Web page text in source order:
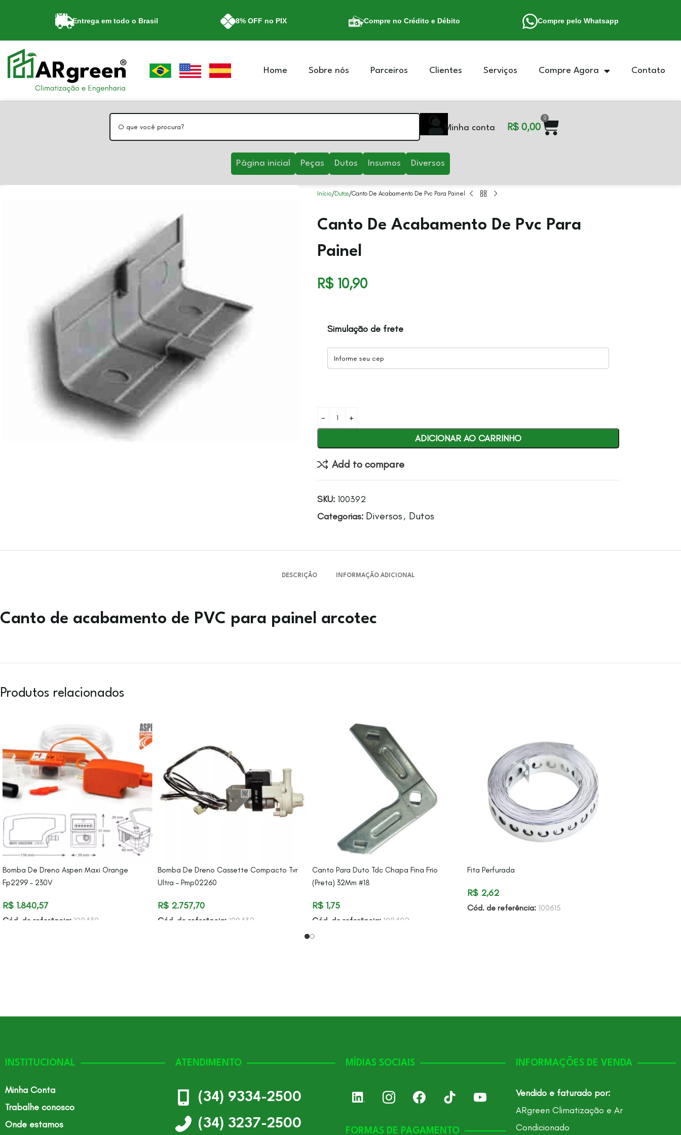
Skip to navigation
Skip to main content
Entrega em todo o Brasil 8% OFF no PIX Compre no Crédito e Débito Compre pelo Whatsapp
Home Sobre nós Parceiros Clientes Serviços Compre Agora Contato
Minha conta R$ 0,00
0
Página inicial Peças Dutos Insumos Diversos
Início Dutos Canto De Acabamento De Pvc Para Painel
Canto De Acabamento De Pvc Para
Painel
R$10,90
Simulação de frete
ADICIONAR AO CARRINHO
Add to compare
SKU: 100392
Categorias: Diversos, Dutos
DESCRIÇÃO INFORMAÇÃO ADICIONAL
Canto de acabamento de PVC para painel arcotec
Produtos relacionados
Bomba De Dreno Aspen Maxi Orange
Fp2299 – 230V
R$ 1.840,57
Cód. de referência: 100430
Bomba De Dreno Cassette Compacto Tvr
Ultra – Pmp02260
R$2.757,70
Cód. de referência: 100432
Canto Para Duto Tdc Chapa Fina Frio
(Preta) 32Mm #18
R$ 1,75
Cód. de referência: 100402
Fita Perfurada
R$2,62
Cód. de referência: 100615
INSTITUCIONAL
Minha Conta
Trabalhe conosco
Onde estamos
ATENDIMENTO
(34) 9334-2500
(34) 3237-2500
MÍDIAS SOCIAIS
FORMAS DE PAGAMENTO
INFORMAÇÕES DE VENDA
Vendido e faturado por:
ARgreen Climatização e Ar
Condicionado